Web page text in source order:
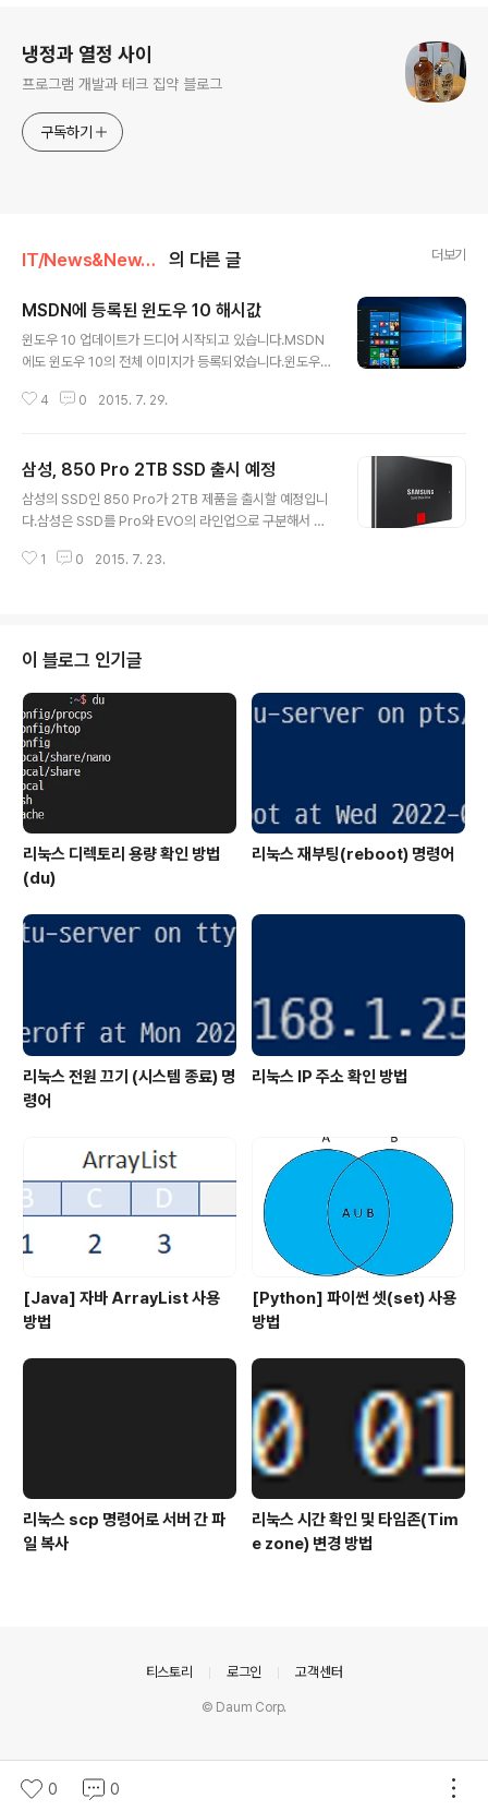
냉정과 열정 사이
프로그램 개발과 테크 집약 블로그
구독하기
IT/News&NewThings 의 다른 글 더보기
MSDN에 등록된 윈도우 10 해시값
윈도우 10 업데이트가 드디어 시작되고 있습니다.MSDN
에도 윈도우 10의 전체 이미지가 등록되었습니다.윈도우 1
015/05/19 - [IT/컴퓨터/News&NewThings] - 윈도
로 에디션(Pro Edition)입니다.두 에디션은 Multiple Edi
tion에 함께 포함되어 있습니다.그 외에도 엔터프라이즈
에디션(Enterprise Edition)과 에듀케이션 에디션(Educ
해시값(SHA-1)은 다음과 같습니다.에디션 해시값 Wind
4 0 2015. 7. 29.
삼성, 850 Pro 2TB SSD 출시 예정
삼성의 SSD인 850 Pro가 2TB 제품을 출시할 예정입니
다.삼성은 SSD를 Pro와 EVO의 라인업으로 구분해서 출
에서 구매가 가능합니다.이번에는 850 Pro가 2TB 용량
습니다.http://www.newegg.com/Product/Produc
t.aspx?Item=N82E16820147440개인적인 용도로
사용하기에는 가격이 약간 무리가 있을 것으로 보입니다.
고용량의 SSD 가격이 빨리 내려가기를 기대해 봅니다.
1 0 2015. 7. 23.
이 블로그 인기글
리눅스 디렉토리 용량 확인 방법
(du)
리눅스 재부팅(reboot) 명령어
리눅스 전원 끄기 (시스템 종료) 명
령어
리눅스 IP 주소 확인 방법
[Java] 자바 ArrayList 사용
방법
[Python] 파이썬 셋(set) 사용
방법
리눅스 scp 명령어로 서버 간 파
일 복사
리눅스 시간 확인 및 타임존(Tim
e zone) 변경 방법
0 0
티스토리 로그인 고객센터
© Daum Corp.